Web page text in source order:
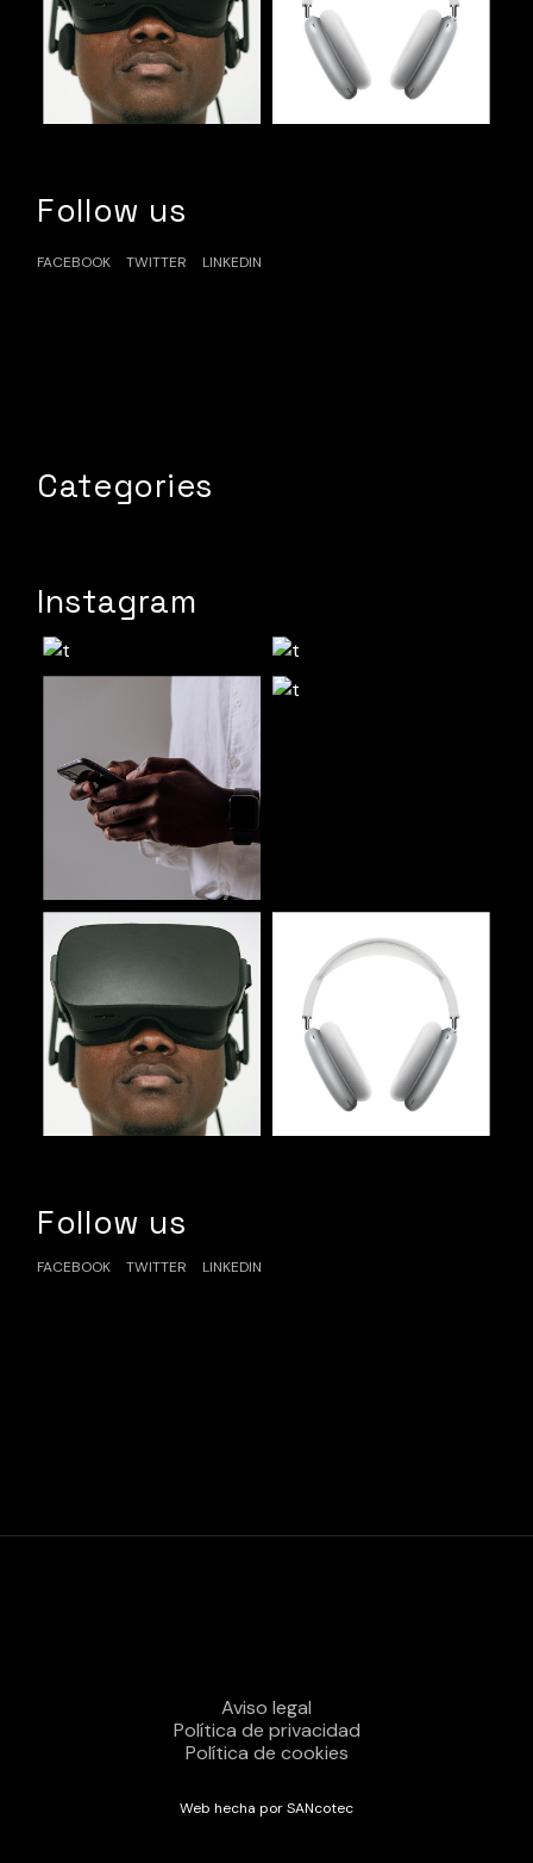
Follow us
FACEBOOK TWITTER LINKEDIN
Categories
Instagram
Follow us
FACEBOOK TWITTER LINKEDIN
Aviso legal
Política de privacidad
Política de cookies
Web hecha por SANcotec